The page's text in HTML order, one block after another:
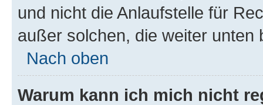
und nicht die Anlaufstelle für
außer solchen, die weiter unten
Nach oben
Warum kann ich mich nicht